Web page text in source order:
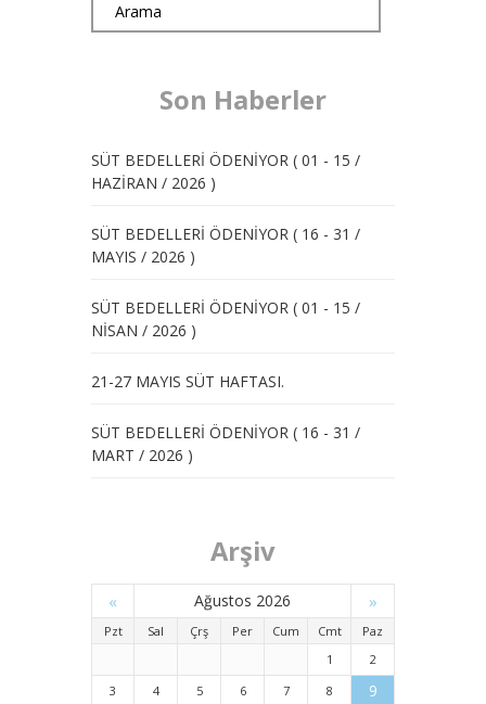
Son Haberler
SÜT BEDELLERİ ÖDENİYOR ( 01 - 15 /
HAZİRAN / 2026 )
SÜT BEDELLERİ ÖDENİYOR ( 16 - 31 /
MAYIS / 2026 )
SÜT BEDELLERİ ÖDENİYOR ( 01 - 15 /
NİSAN / 2026 )
21-27 MAYIS SÜT HAFTASI.
SÜT BEDELLERİ ÖDENİYOR ( 16 - 31 /
MART / 2026 )
Arşiv
« Ağustos 2026 »
Pzt Sal Çrş Per Cum Cmt
Paz
1
2
3
4 5 6 7 8 9